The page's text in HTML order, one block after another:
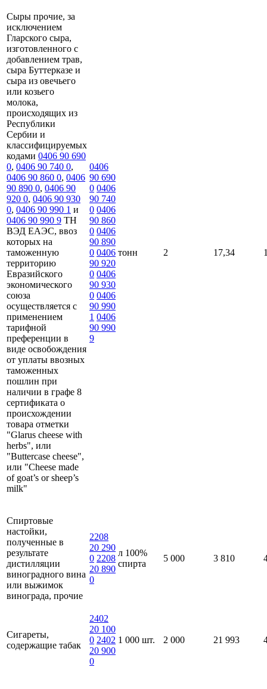
Сыры прочие, за
исключением
Гларского сыра,
изготовленного с
добавлением трав,
сыра Буттерказе и
сыра из овечьего
или козьего
молока,
происходящих из
Республики
Сербии и
классифицируемых
кодами 0406 90 690
0, 0406 90 740 0,
0406 90 860 0, 0406
90 890 0, 0406 90
920 0, 0406 90 930
0, 0406 90 990 1 и
0406 90 990 9 ТН
ВЭД ЕАЭС, ввоз
которых на
таможенную
территорию
Евразийского
экономического
союза
осуществляется с
применением
тарифной
преференции в
виде освобождения
от уплаты ввозных
таможенных
пошлин при
наличии в графе 8
сертификата о
происхождении
товара отметки
"Glarus cheese with
herbs", или
"Buttercase cheese",
или "Cheese made
of goat’s or sheep’s
milk"
0406
90 690
0 0406
90 740
0 0406
90 860
0 0406
90 890
0 0406
90 920
0 0406
90 930
0 0406
90 990
1 0406
90 990
9
тонн 2 17,34
Спиртовые
настойки,
полученные в
результате
дистилляции
виноградного вина
или выжимок
винограда, прочие
2208
20 290
0 2208
20 890
0
л 100%
спирта
5 000 3 810
Сигареты,
содержащие табак
2402
20 100
0 2402
20 900
0
1 000 шт. 2 000 21 993